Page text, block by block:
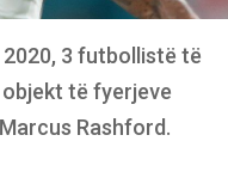
2020, 3 futbollistë të
të fyerjeve
Rashford.